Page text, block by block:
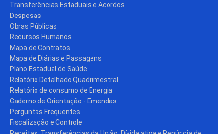
Transferências Estaduais e Acordos
Despesas
Obras Públicas
Recursos Humanos
Mapa de Contratos
Mapa de Diárias e Passagens
Plano Estadual de Saúde
Relatório Detalhado Quadrimestral
Relatório de consumo de Energia
Caderno de Orientação - Emendas
Perguntas Frequentes
Fiscalização e Controle